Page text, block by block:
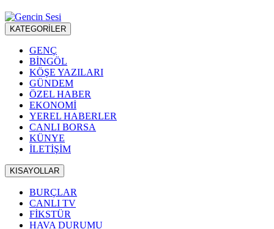
KATEGORİLER
GENÇ
BİNGÖL
KÖŞE YAZILARI
GÜNDEM
ÖZEL HABER
EKONOMİ
YEREL HABERLER
CANLI BORSA
KÜNYE
İLETİŞİM
KISAYOLLAR
BURÇLAR
CANLI TV
FİKSTÜR
HAVA DURUMU